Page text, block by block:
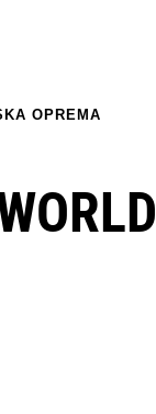
OPREMA